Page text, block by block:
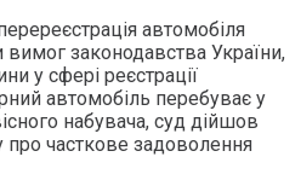
автомобіля
законодавства України,
у сфері реєстрації
автомобіль перебуває у
набувача, суд дійшов
про часткове задоволення